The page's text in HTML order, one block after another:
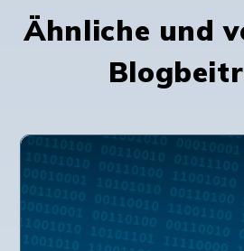
Ähnliche und